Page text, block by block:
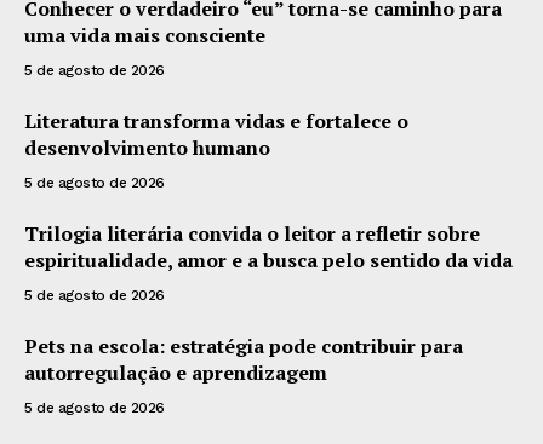
Conhecer o verdadeiro “eu” torna-se caminho para
uma vida mais consciente
5 de agosto de 2026
Literatura transforma vidas e fortalece o
desenvolvimento humano
5 de agosto de 2026
Trilogia literária convida o leitor a refletir sobre
espiritualidade, amor e a busca pelo sentido da vida
5 de agosto de 2026
Pets na escola: estratégia pode contribuir para
autorregulação e aprendizagem
5 de agosto de 2026